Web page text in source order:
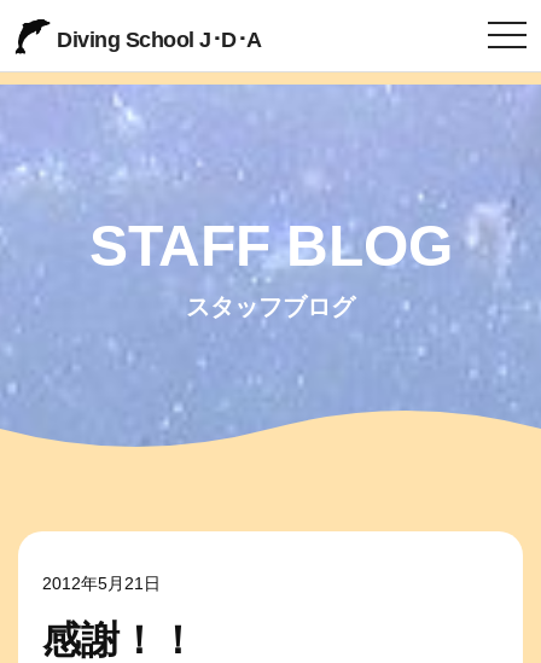
Diving School J･D･A
STAFF BLOG
スタッフブログ
2012年5月21日
感謝！！